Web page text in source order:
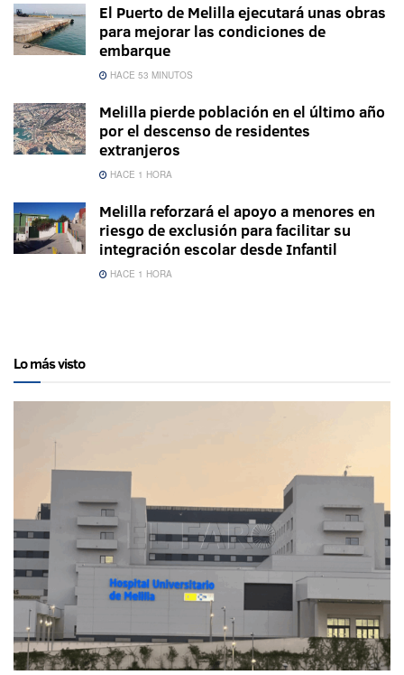
El Puerto de Melilla ejecutará unas obras
para mejorar las condiciones de
embarque
HACE 53 MINUTOS
Melilla pierde población en el último año
por el descenso de residentes
extranjeros
HACE 1 HORA
Melilla reforzará el apoyo a menores en
riesgo de exclusión para facilitar su
integración escolar desde Infantil
HACE 1 HORA
Lo más visto